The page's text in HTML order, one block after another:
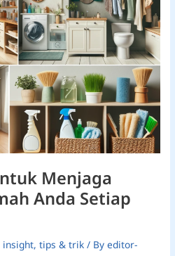
Menjaga
Anda Setiap
insight,tips & trik / Byeditor-